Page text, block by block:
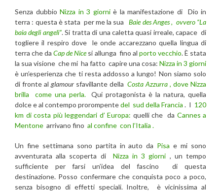
Senza dubbio Nizza in 3 giorniè la manifestazione di Dio in
terra : questa è stata per me la suaBaie des Anges , ovvero “La
baia degli angeli”. Si tratta di una caletta quasi irreale, capace di
togliere il respiro dove le onde accarezzano quella lingua di
terra che daCap de Nicesi allunga fino al porto vecchio. È stata
la sua visione che mi ha fatto capire una cosa: Nizza in 3 giorni
è un’esperienza che ti resta addosso a lungo! Non siamo solo
di fronte al glamoursfavillante dellaCosta Azzurra, dove Nizza
brilla come una perla.Qui protagonista è la natura, quella
dolce e al contempo prorompentedel sud della Francia . I 120
km di costa più leggendari d’ Europa: quelli che da Cannes a
Mentone arrivano fino al confine con l’Italia .
Un fine settimana sono partita in auto da Pisa e mi sono
avventurata alla scoperta di Nizza in 3 giorni , un tempo
sufficiente per farsi un’idea del fascino di questa
destinazione. Posso confermare che conquista poco a poco,
senza bisogno di effetti speciali. Inoltre, è vicinissima al